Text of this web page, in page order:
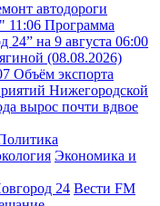
автодороги
11:06 Программа
24” на 9 августа 06:00
(08.08.2026)
Объём экспорта
Нижегородской
вырос почти вдвое
Экономика и
24 Вести FM